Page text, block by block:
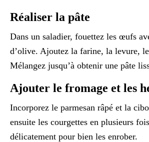
Réaliser la pâte
Dans un saladier, fouettez les œufs
d’olive. Ajoutez la farine, la levure,
Mélangez jusqu’à obtenir une pâte
Ajouter le fromage et les
Incorporez le parmesan râpé et la
ensuite les courgettes en plusieurs
délicatement pour bien les enrober.